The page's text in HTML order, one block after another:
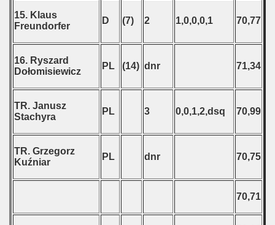
15. Klaus
Freundorfer
D (7) 2 1,0,0,0,1 70,77
16. Ryszard
Dołomisiewicz
PL (14) dnr 71,34
TR. Janusz
Stachyra
PL 3 0,0,1,2,dsq 70,99
TR. Grzegorz
Kuźniar
PL dnr 70,75
70,71